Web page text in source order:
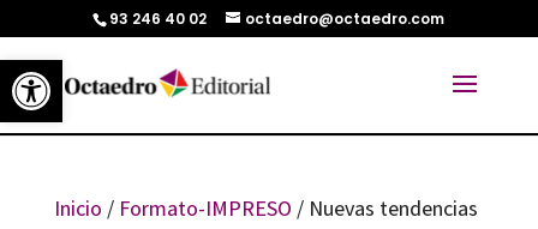
Abrir barra de herramientas
93 246 40 02 octaedro@octaedro.com
Inicio / Formato-IMPRESO / Nuevas tendencias